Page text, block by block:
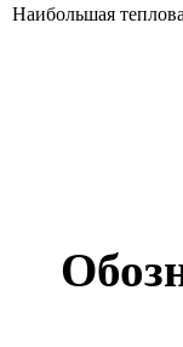
Наибольшая